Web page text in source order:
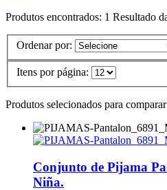
Produtos encontrados: 1 Resultado
Ordenar por:
Itens por página:
Produtos selecionados para
Conjunto de Pijama
Niña.